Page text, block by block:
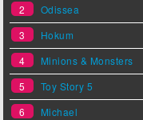
2
Odissea
3
Hokum
4
Minions & Monsters
5
Toy Story 5
6
Michael